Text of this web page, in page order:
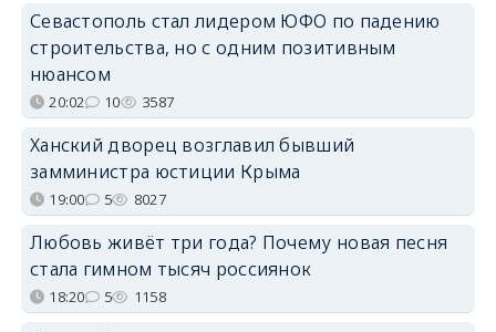
Севастополь стал лидером ЮФО по падению
строительства, но с одним позитивным
нюансом
20:02 10 3587
Ханский дворец возглавил бывший
замминистра юстиции Крыма
19:00 5 8027
Любовь живёт три года? Почему новая песня
стала гимном тысяч россиянок
18:20 5 1158